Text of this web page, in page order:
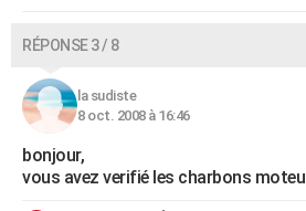
RÉPONSE 3 / 8
la sudiste
8 oct. 2008 à 16:46
bonjour,
vous avez verifié les charbons